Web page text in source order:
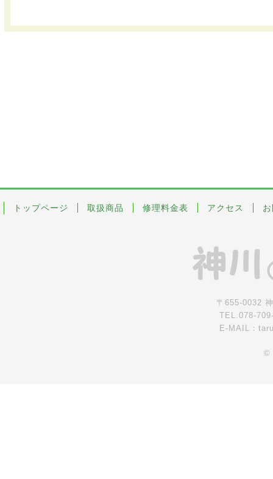
トップページ 取扱商品 修理料金表 アクセス
〒655-0032
TEL.078-
E-MAIL：
©